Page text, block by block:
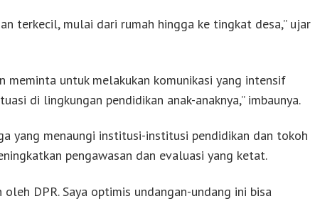
terkecil, mulai dari rumah hingga ke tingkat desa,” ujar
meminta untuk melakukan komunikasi yang intensif
di lingkungan pendidikan anak-anaknya,” imbaunya.
yang menaungi institusi-institusi pendidikan dan tokoh
pengawasan dan evaluasi yang ketat.
DPR. Saya optimis undangan-undang ini bisa